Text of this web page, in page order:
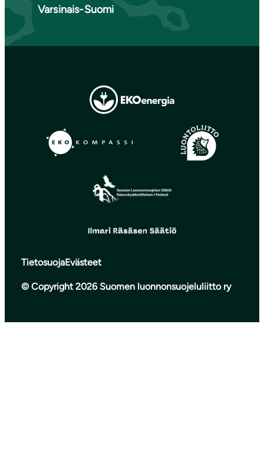
Varsinais-Suomi
TietosuojaEvästeet
© Copyright 2026 Suomen luonnonsuojeluliitto ry